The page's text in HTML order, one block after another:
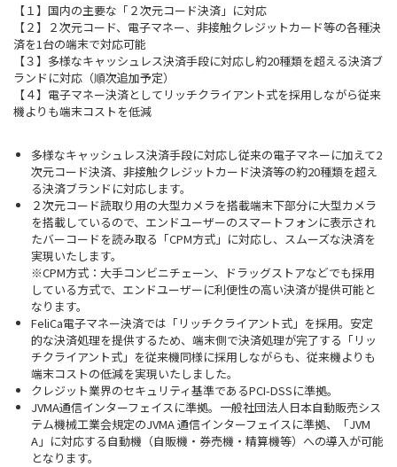
【１】国内の主要な「２次元コード決済」に対応
【２】２次元コード、電子マネー、非接触クレジットカード等の各種決
済を1台の端末で対応可能
【３】多様なキャッシュレス決済手段に対応し約20種類を超える決済ブ
ランドに対応（順次追加予定）
【４】電子マネー決済としてリッチクライアント式を採用しながら従来
機よりも端末コストを低減
多様なキャッシュレス決済手段に対応し従来の電子マネーに加えて2
次元コード決済、非接触クレジットカード決済等の約20種類を超え
る決済ブランドに対応します。
２次元コード読取り用の大型カメラを搭載端末下部分に大型カメラ
を搭載しているので、エンドユーザーのスマートフォンに表示され
たバーコードを読み取る「CPM方式」に対応し、スムーズな決済を
実現いたします。
※CPM方式：大手コンビニチェーン、ドラッグストアなどでも採用
している方式で、エンドユーザーに利便性の高い決済が提供可能と
なります。
FeliCa電子マネー決済では「リッチクライアント式」を採用。安定
的な決済処理を提供するため、端末側で決済処理が完了する「リッ
チクライアント式」を従来機同様に採用しながらも、従来機よりも
端末コストの低減を実現いたしました。
クレジット業界のセキュリティ基準であるPCI-DSSに準拠。
JVMA通信インターフェイスに準拠。一般社団法人日本自動販売シス
テム機械工業会規定のJVMA 通信インターフェイスに準拠、「JVM
A」に対応する自動機（自販機・券売機・精算機等）への導入が可能
となります。